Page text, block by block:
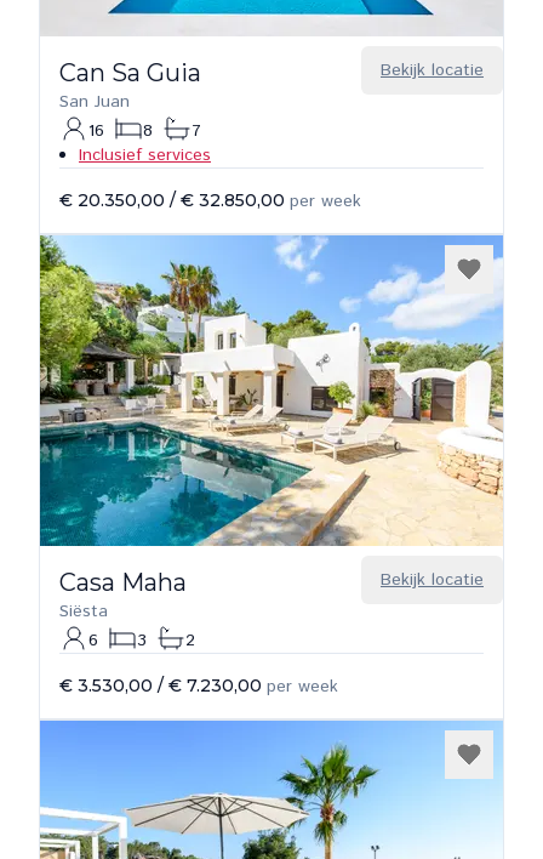
Bekijk locatie
Can Sa Guia
San Juan
16
8
7
Inclusief services
€ 20.350,00 / € 32.850,00 per week
Bekijk locatie
Casa Maha
Siësta
6
3 2
€ 3.530,00 / € 7.230,00 per week